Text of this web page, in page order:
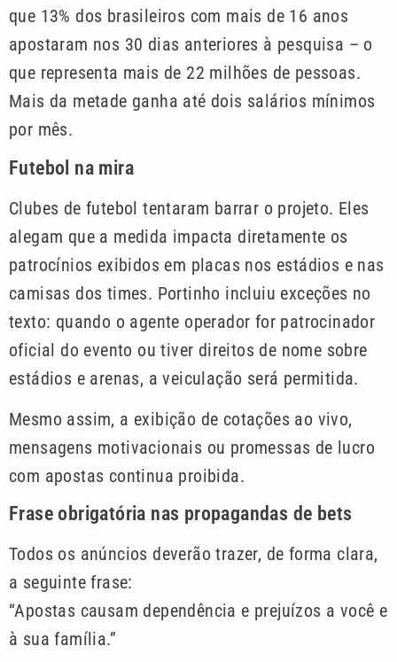
que 13% dos brasileiros com mais de 16 anos
apostaram nos 30 dias anteriores à pesquisa – o
que representa mais de 22 milhões de pessoas.
Mais da metade ganha até dois salários mínimos
por mês.
Futebol na mira
Clubes de futebol tentaram barrar o projeto. Eles
alegam que a medida impacta diretamente os
patrocínios exibidos em placas nos estádios e nas
camisas dos times. Portinho incluiu exceções no
texto: quando o agente operador for patrocinador
oficial do evento ou tiver direitos de nome sobre
estádios e arenas, a veiculação será permitida.
Mesmo assim, a exibição de cotações ao vivo,
mensagens motivacionais ou promessas de lucro
com apostas continua proibida.
Frase obrigatória nas propagandas de bets
Todos os anúncios deverão trazer, de forma clara,
a seguinte frase:
“Apostas causam dependência e prejuízos a você e
à sua família.”